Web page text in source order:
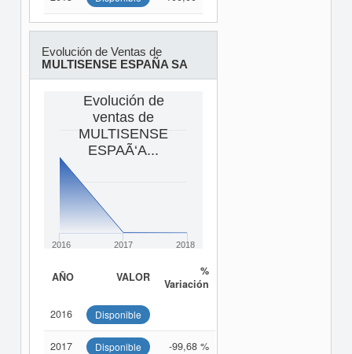
Evolución de Ventas de
MULTISENSE ESPAÑA SA
Evolución de
ventas de
MULTISENSE
ESPAÃ‘A...
2016 2017 2018
AÑO VALOR
%
Variación
2016 Disponible
2017 Disponible -99,68 %